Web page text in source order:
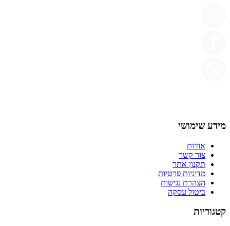
מידע שימושי
אודות
צור קשר
תקנון אתר
מדיניות פרטיות
הצהרת נגישות
ביטול עסקה
קטגוריות